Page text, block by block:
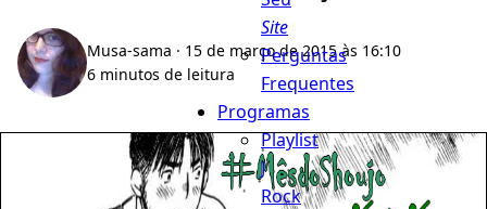
Site
Perguntas
Frequentes
Programas
Playlist
J
Rock
Musa-sama · 15 de março de 2015 às 16:10
6 minutos de leitura